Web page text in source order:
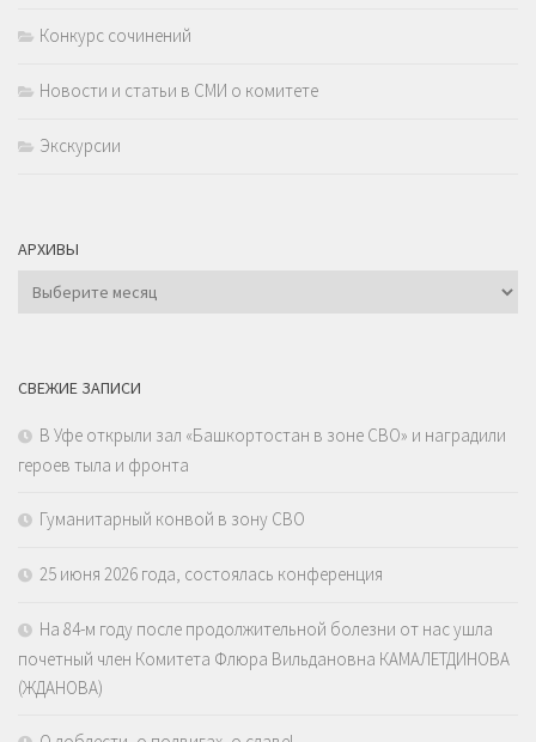
Конкурс сочинений
Новости и статьи в СМИ о комитете
Экскурсии
АРХИВЫ
Архивы
СВЕЖИЕ ЗАПИСИ
В Уфе открыли зал «Башкортостан в зоне СВО» и наградили
героев тыла и фронта
Гуманитарный конвой в зону СВО
25 июня 2026 года, состоялась конференция
На 84-м году после продолжительной болезни от нас ушла
почетный член Комитета Флюра Вильдановна КАМАЛЕТДИНОВА
(ЖДАНОВА)